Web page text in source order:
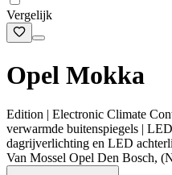
Vergelijk
Opel Mokka
Edition | Electronic Climate
verwarmde buitenspiegels |
dagrijverlichting en LED
Van Mossel Opel Den Bosch,